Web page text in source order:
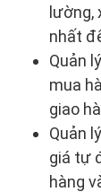
lường,
nhất
Quản
mua
giao
Quản
giá tự
hàng